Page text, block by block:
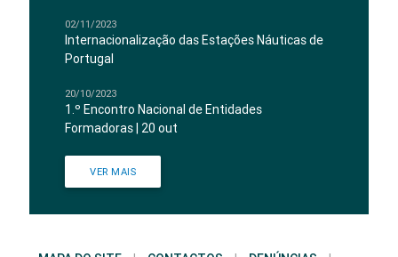
02/11/2023
Internacionalização das Estações Náuticas de
Portugal
20/10/2023
1.º Encontro Nacional de Entidades
Formadoras | 20 out
VER MAIS